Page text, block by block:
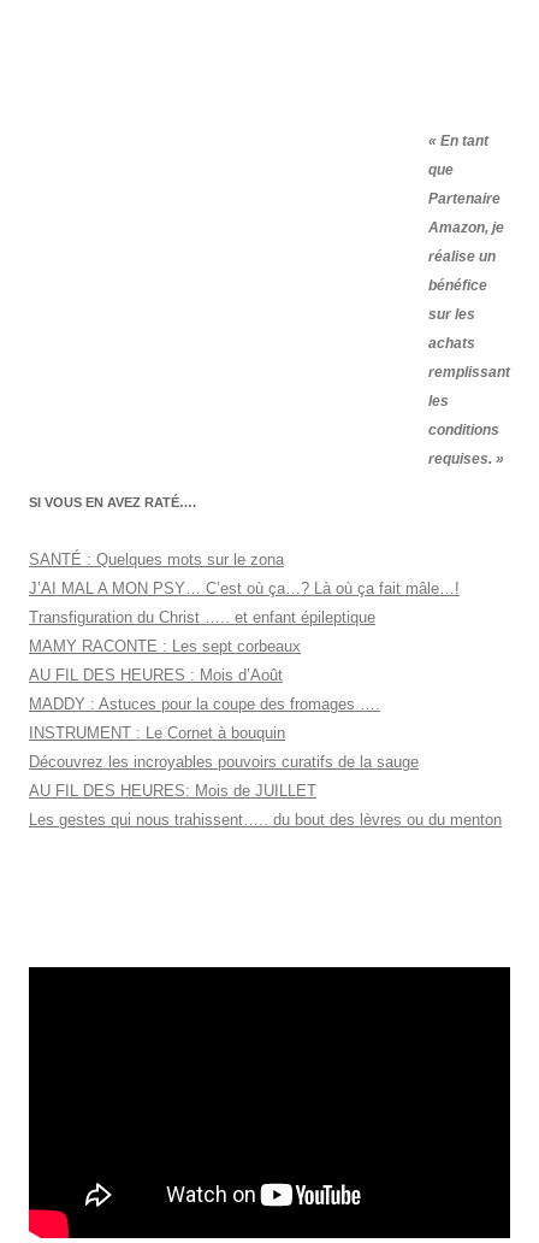
« En tant
que
Partenaire
Amazon, je
réalise un
bénéfice
sur les
achats
remplissant
les
conditions
requises. »
SI VOUS EN AVEZ RATÉ….
SANTÉ : Quelques mots sur le zona
J’AI MAL A MON PSY… C’est où ça…? Là où ça fait mâle…!
Transfiguration du Christ ….. et enfant épileptique
MAMY RACONTE : Les sept corbeaux
AU FIL DES HEURES : Mois d’Août
MADDY : Astuces pour la coupe des fromages ….
INSTRUMENT : Le Cornet à bouquin
Découvrez les incroyables pouvoirs curatifs de la sauge
AU FIL DES HEURES: Mois de JUILLET
Les gestes qui nous trahissent….. du bout des lèvres ou du menton